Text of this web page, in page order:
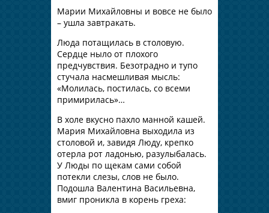
Марии Михайловны и вовсе не было
– ушла завтракать.
Люда потащилась в столовую.
Сердце ныло от плохого
предчувствия. Безотрадно и тупо
стучала насмешливая мысль:
«Молилась, постилась, со всеми
примирилась»…
В холе вкусно пахло манной кашей.
Мария Михайловна выходила из
столовой и, завидя Люду, крепко
отерла рот ладонью, разулыбалась.
У Люды по щекам сами собой
потекли слезы, слов не было.
Подошла Валентина Васильевна,
вмиг проникла в корень греха: